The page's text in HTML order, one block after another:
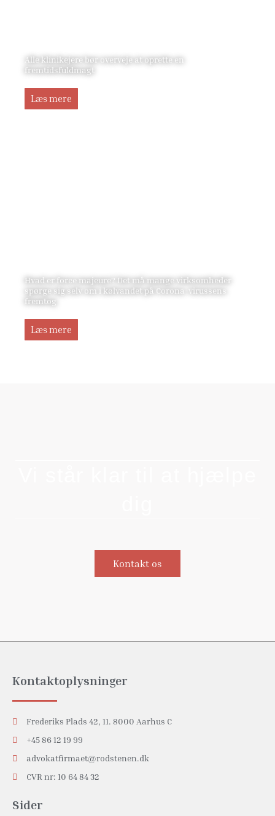
Alle klinikejere bør overveje at oprette en
fremtidsfuldmagt
Læs mere
Hvad er force majeure? Det må mange virksomheder
spørge sig selv om i kølvandet på Corona-virussens
fremtog
Læs mere
Kontakt os
Kontaktoplysninger
Frederiks Plads 42, 11. 8000 Aarhus C
+45 86 12 19 99
advokatfirmaet@rodstenen.dk
CVR nr: 10 64 84 32
Sider